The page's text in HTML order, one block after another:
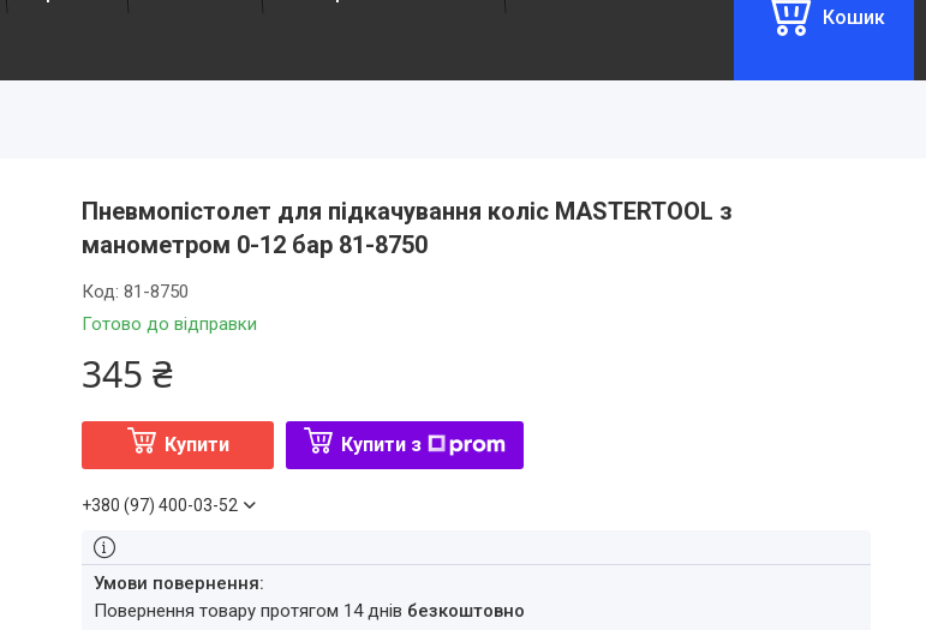
Кошик
Пневмопістолет для підкачування коліс MASTERTOOL з
манометром 0-12 бар 81-8750
Готово до відправки
Код:81-8750
345 ₴
Купити Купити з
+380 (97) 400-03-52
повернення товару протягом 14 днів безкоштовно